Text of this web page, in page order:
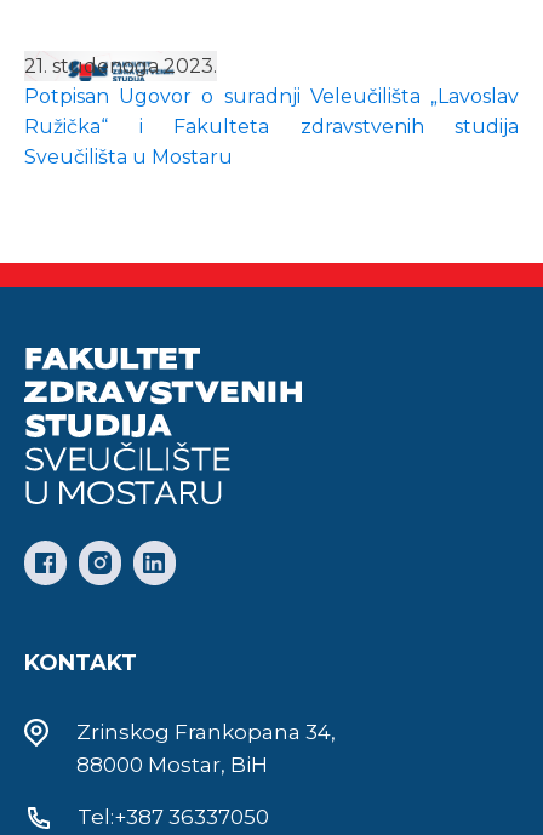
21. studenoga 2023.
Potpisan Ugovor o suradnji Veleučilišta „Lavoslav
Ružička“ i Fakulteta zdravstvenih studija
Sveučilišta u Mostaru
KONTAKT
Zrinskog Frankopana 34,
88000 Mostar, BiH
Tel:+387 36337050